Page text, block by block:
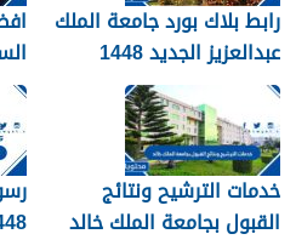
رابط بلاك بورد جامعة الملك
عبدالعزيز الجديد 1448
blackboard kau
خدمات الترشيح ونتائج
القبول بجامعة الملك خالد
1448 وكيفية